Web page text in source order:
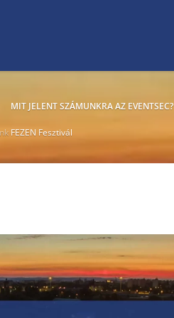
MIT JELENT SZÁMUNKRA AZ EVENTSEC?
FEZEN Fesztivál